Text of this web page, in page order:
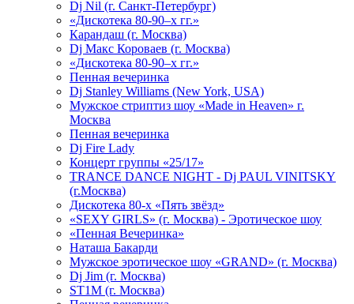
Dj Nil (г. Санкт-Петербург)
«Дискотека 80-90–х гг.»
Карандаш (г. Москва)
Dj Макс Короваев (г. Москва)
«Дискотека 80-90–х гг.»
Пенная вечеринка
Dj Stanley Williams (New York, USA)
Мужское стриптиз шоу «Made in Heaven» г.
Москва
Пенная вечеринка
Dj Fire Lady
Концерт группы «25/17»
TRANCE DANCE NIGHT - Dj PAUL VINITSKY
(г.Москва)
Дискотека 80-х «Пять звёзд»
«SEXY GIRLS» (г. Москва) - Эротическое шоу
«Пенная Вечеринка»
Hаташа Бакарди
Мужское эротическое шоу «GRAND» (г. Москва)
Dj Jim (г. Москва)
ST1M (г. Москва)